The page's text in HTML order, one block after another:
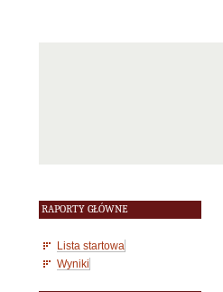
RAPORTY GŁÓWNE
Lista startowa
Wyniki